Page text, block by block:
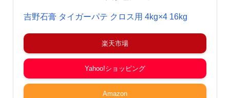
吉野石膏 タイガーパテ クロス用 4kg×4 16kg
楽天市場
Yahoo!ショッピング
Amazon